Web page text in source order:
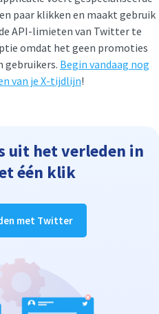
paar klikken en maakt gebruik
API-limieten van Twitter te
omdat het geen promoties
gebruikers. Begin vandaag nog
van je X-tijdlijn!
uit het verleden in
één klik
met Twitter